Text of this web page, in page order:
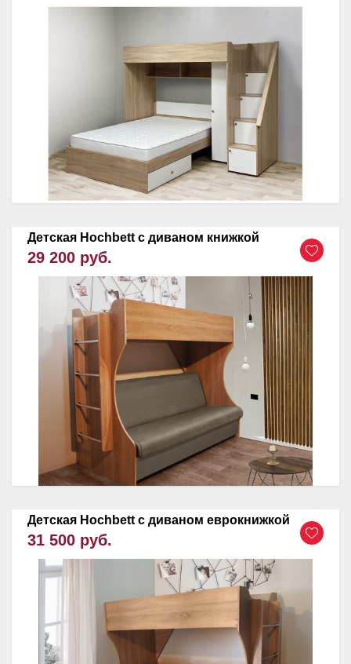
Детская Hochbett с диваном книжкой
29 200 руб.
Детская Hochbett с диваном еврокнижкой
31 500 руб.